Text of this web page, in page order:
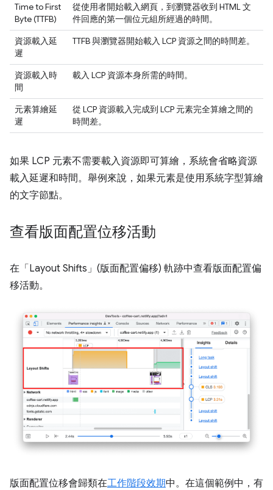
Time to First
Byte (TTFB)
從使用者開始載入網頁，到瀏覽器收到 HTML 文
件回應的第一個位元組所經過的時間。
資源載入延
遲
TTFB 與瀏覽器開始載入 LCP 資源之間的時間差。
資源載入時
間
載入 LCP 資源本身所需的時間。
元素算繪延
遲
從 LCP 資源載入完成到 LCP 元素完全算繪之間的
時間差。
如果 LCP 元素不需要載入資源即可算繪，系統會省略資源
載入延遲和時間。舉例來說，如果元素是使用系統字型算繪
的文字節點。
查看版面配置位移活動
在「Layout Shifts」(版面配置偏移) 軌跡中查看版面配置偏
移活動。
版面配置位移會歸類在工作階段效期中。在這個範例中，有